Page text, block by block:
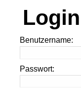
Login
Benutzername:
Passwort: